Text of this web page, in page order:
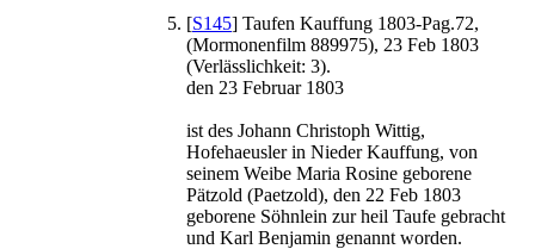
[S145] Taufen Kauffung 1803-Pag.72,
(Mormonenfilm 889975), 23 Feb 1803
(Verlässlichkeit: 3).
den 23 Februar 1803
ist des Johann Christoph Wittig,
Hofehaeusler in Nieder Kauffung, von
seinem Weibe Maria Rosine geborene
Pätzold (Paetzold), den 22 Feb 1803
geborene Söhnlein zur heil Taufe gebracht
und Karl Benjamin genannt worden.